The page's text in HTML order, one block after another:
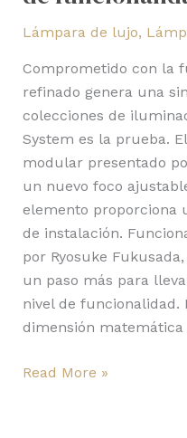
Lámpara de lujo,
Comprometido con la
refinado genera una
colecciones de
System es la prueba.
modular presentado
un nuevo foco
elemento proporciona
de instalación.
por Ryosuke
un paso más para
nivel de funcionalidad.
dimensión
Read More »